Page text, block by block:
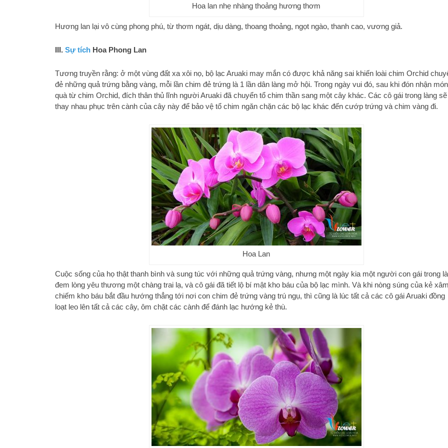
Hoa lan nhẹ nhàng thoảng hương thơm
Hương lan lại vô cùng phong phú, từ thơm ngát, dịu dàng, thoang thoảng, ngọt ngào, thanh cao, vương giả.
III. Sự tích Hoa Phong Lan
Tương truyền rằng: ở một vùng đất xa xôi nọ, bộ lạc Aruaki may mắn có được khả năng sai khiến loài chim Orchid
đẻ những quả trứng bằng vàng, mỗi lần chim đẻ trứng là 1 lần dân làng mở hội. Trong ngày vui đó, sau khi đón nhận món
quà từ chim Orchid, đích thân thủ lĩnh người Aruaki đã chuyển tổ chim thần sang một cây khác. Các cô gái trong làng sẽ
thay nhau phục trên cành của cây này để bảo vệ tổ chim ngăn chặn các bộ lạc khác đến cướp trứng và chim vàng đi.
Hoa Lan
Cuộc sống của họ thật thanh bình và sung túc với những quả trứng vàng, nhưng một ngày kia một người con gái trong
đem lòng yêu thương một chàng trai lạ, và cô gái đã tiết lộ bí mật kho báu của bộ lạc mình. Và khi nòng súng của kẻ
chiếm kho báu bắt đầu hướng thẳng tới nơi con chim đẻ trứng vàng trú ngụ, thì cũng là lúc tất cả các cô gái Aruaki đồng
loạt leo lên tất cả các cây, ôm chặt các cành để đánh lạc hướng kẻ thù.